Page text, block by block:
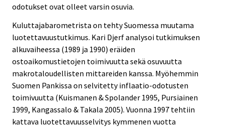
odotukset ovat olleet varsin osuvia.
Kuluttajabarometrista on tehty Suomessa muutama
luotettavuustutkimus. Kari Djerf analysoi tutkimuksen
alkuvaiheessa (1989 ja 1990) eräiden
ostoaikomustietojen toimivuutta sekä osuvuutta
makrotaloudellisten mittareiden kanssa. Myöhemmin
Suomen Pankissa on selvitetty inflaatio-odotusten
toimivuutta (Kuismanen & Spolander 1995, Pursiainen
1999, Kangassalo & Takala 2005). Vuonna 1997 tehtiin
kattava luotettavuusselvitys kymmenen vuotta